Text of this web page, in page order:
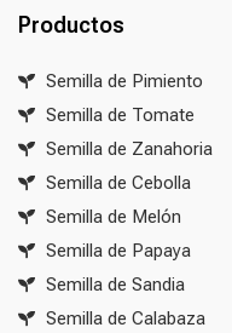
Productos
Semilla de Pimiento
Semilla de Tomate
Semilla de Zanahoria
Semilla de Cebolla
Semilla de Melón
Semilla de Papaya
Semilla de Sandia
Semilla de Calabaza